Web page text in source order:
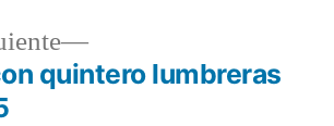
Entrada
siguiente:
quintero lumbreras